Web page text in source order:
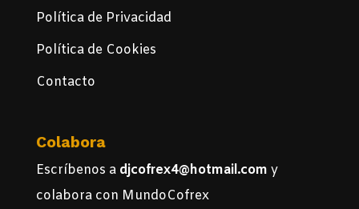
Política de Privacidad
Política de Cookies
Contacto
Colabora
Escríbenos a djcofrex4@hotmail.com y
colabora con MundoCofrex